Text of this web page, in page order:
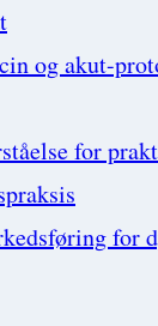
og akut-
for
for